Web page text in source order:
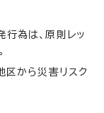
為は、原則レッ
から災害リスク